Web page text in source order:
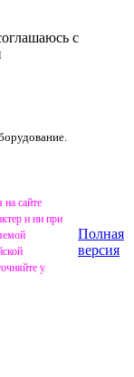
с
сайте
и ни при
у
Полная
версия